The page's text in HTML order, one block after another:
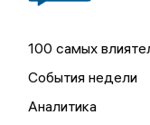
100 самых
События недели
Аналитика